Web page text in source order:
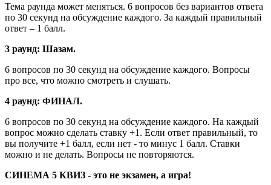
Тема раунда может меняться. 6 вопросов без вариантов ответа
по 30 секунд на обсуждение каждого. За каждый правильный
ответ – 1 балл.
3 раунд: Шазам.
6 вопросов по 30 секунд на обсуждение каждого. Вопросы
про все, что можно смотреть и слушать.
4 раунд: ФИНАЛ.
6 вопросов по 30 секунд на обсуждение каждого. На каждый
вопрос можно сделать ставку +1. Если ответ правильный, то
вы получите +1 балл, если нет - то минус 1 балл. Ставки
можно и не делать. Вопросы не повторяются.
СИНЕМА 5 КВИЗ - это не экзамен, а игра!